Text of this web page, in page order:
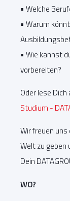
• Welche
• Warum
• Wie kannst
vorbereiten?
Oder lese
Studium -
Wir freuen uns
Welt zu geben
Dein
WO?